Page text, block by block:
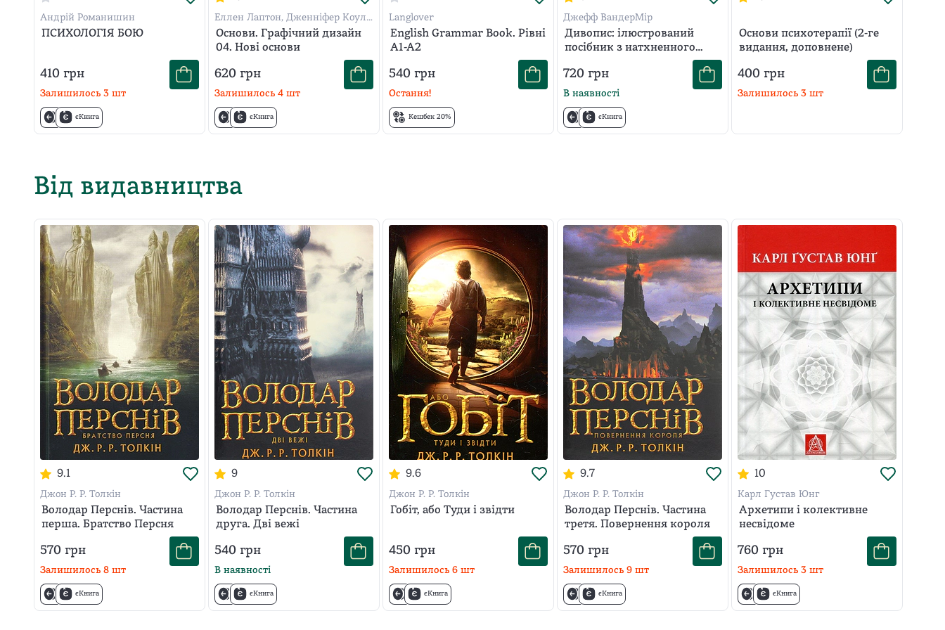
Андрій Романишин
ПСИХОЛОГІЯ БОЮ
410 грн
Залишилось 3 шт
єКнига
Еллен Лаптон, Дженніфер Коул
Філліпс
Основи. Графічний дизайн
04. Нові основи
620 грн
Залишилось 4 шт
єКнига
Langlover
English Grammar Book. Рівні
A1-A2
540 грн
Остання!
Кешбек 20%
Джефф ВандерМір
Дивопис: ілюстрований
посібник з натхненного
720 грн
В наявності
єКнига
Основи психотерапії (2-ге
видання, доповнене)
400 грн
Залишилось 3 шт
Від видавництва
9.1
Джон Р. Р. Толкін
Володар Перснів. Частина
перша. Братство Персня
570 грн
Залишилось 8 шт
єКнига
9
Джон Р. Р. Толкін
Володар Перснів. Частина
друга. Дві вежі
540 грн
В наявності
єКнига
9.6
Джон Р. Р. Толкін
Гобіт, або Туди і звідти
450 грн
Залишилось 6 шт
єКнига
9.7
Джон Р. Р. Толкін
Володар Перснів. Частина
третя. Повернення короля
570 грн
Залишилось 9 шт
єКнига
10
Карл Густав Юнг
Архетипи і колективне
несвідоме
760 грн
Залишилось 3 шт
єКнига